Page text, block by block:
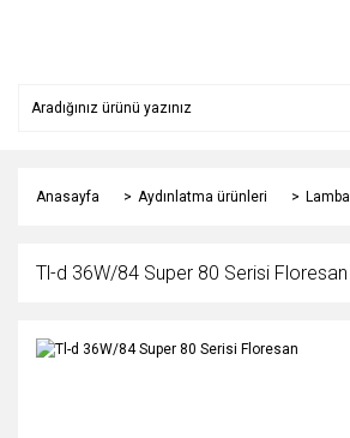
Anasayfa Aydınlatma ürünleri Lamba
Tl-d 36W/84 Super 80 Serisi Floresan